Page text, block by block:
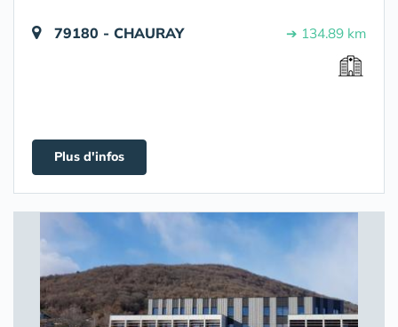
79180 - CHAURAY ➔ 134.89 km
Plus d'infos